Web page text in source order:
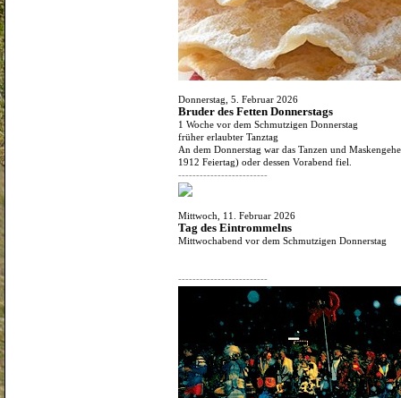
Donnerstag, 5. Februar 2026
Bruder des Fetten Donnerstags
1 Woche vor dem Schmutzigen Donnerstag
früher erlaubter Tanztag
An dem Donnerstag war das Tanzen und
1912 Feiertag) oder dessen Vorabend fiel.
-------------------------
Mittwoch, 11. Februar 2026
Tag des Eintrommelns
Mittwochabend vor dem Schmutzigen Donnerstag
-------------------------